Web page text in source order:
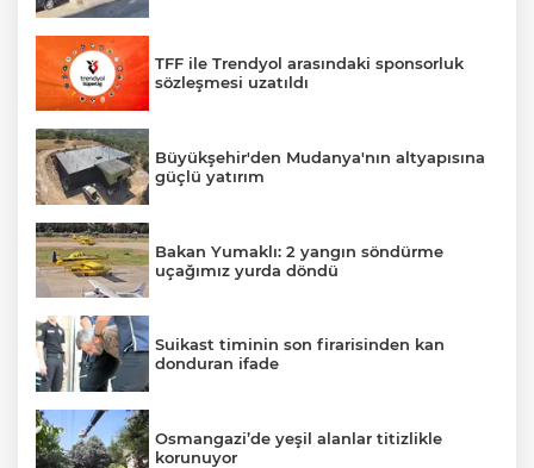
TFF ile Trendyol arasındaki sponsorluk
sözleşmesi uzatıldı
Büyükşehir'den Mudanya'nın altyapısına
güçlü yatırım
Bakan Yumaklı: 2 yangın söndürme
uçağımız yurda döndü
Suikast timinin son firarisinden kan
donduran ifade
Osmangazi’de yeşil alanlar titizlikle
korunuyor